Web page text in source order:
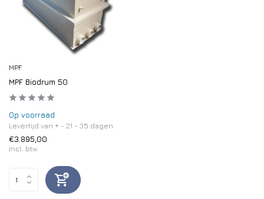
MPF
MPF Biodrum 50
Op voorraad
Levertijd van + - 21 - 35 dagen
€3.895,00
Incl. btw